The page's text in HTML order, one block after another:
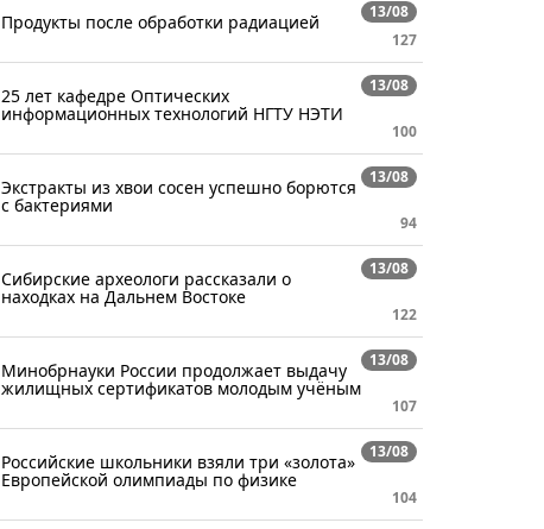
13/08
Продукты после обработки радиацией
127
13/08
25 лет кафедре Оптических
информационных технологий НГТУ НЭТИ
100
13/08
Экстракты из хвои сосен успешно борются
с бактериями
94
13/08
Сибирские археологи рассказали о
находках на Дальнем Востоке
122
13/08
Минобрнауки России продолжает выдачу
жилищных сертификатов молодым учёным
107
13/08
Российские школьники взяли три «золота»
Европейской олимпиады по физике
104